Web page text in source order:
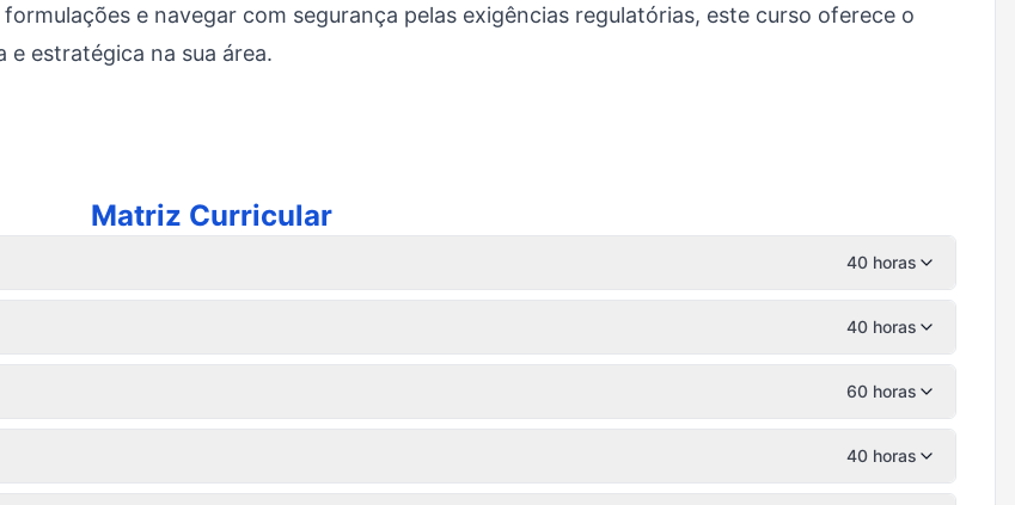
e navegar com segurança pelas exigências regulatórias, este curso oferece o
estratégica na sua área.
Matriz Curricular
40 horas
40 horas
60 horas
40 horas